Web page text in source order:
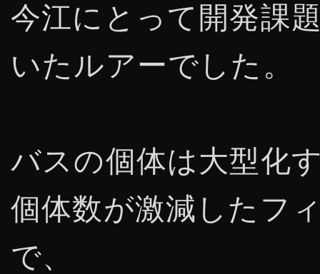
今江にとって開発課
いたルアーでした。
バスの個体は大型化
個体数が激減したフ
で、